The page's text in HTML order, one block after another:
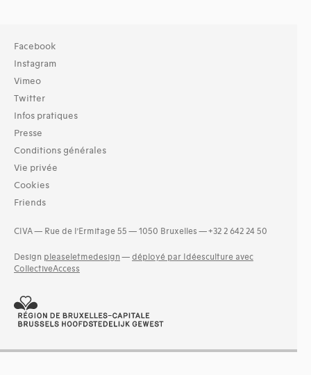
Facebook
Instagram
Vimeo
Twitter
Infos pratiques
Presse
Conditions générales
Vie privée
Cookies
Friends
CIVA — Rue de l’Ermitage 55 — 1050 Bruxelles — +32 2 642 24 50
Design pleaseletmedesign — déployé par Idéesculture avec
CollectiveAccess